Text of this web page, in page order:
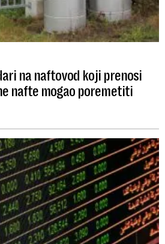
na naftovod koji prenosi
nafte mogao poremetiti